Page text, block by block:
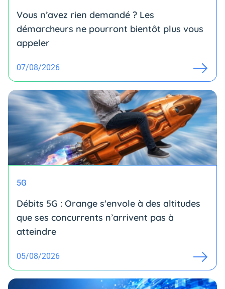
Vous n’avez rien demandé ? Les
démarcheurs ne pourront bientôt plus vous
appeler
07/08/2026
5G
Débits 5G : Orange s'envole à des altitudes
que ses concurrents n’arrivent pas à
atteindre
05/08/2026